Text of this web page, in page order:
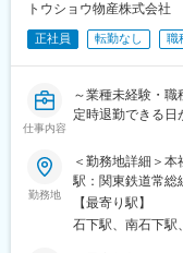
ンター2ヶ所・ゴ
変更の範囲：会社
地域密着型で事
ともあり、やり
状況に応じて早出
代制）等がござい
なお、早出は月1
す）
トウショウ物産株式会社
正社員 転勤なし 職
仕事内容
～業種未経験・
定時退勤できる日
仏壇、仏具、葬
度、新たに営業職
社に対し、商品
■業務内容：
勤務地
＜勤務地詳細＞
駅：関東鉄道常総
範囲：無
【最寄り駅】
石下駅、南石下駅